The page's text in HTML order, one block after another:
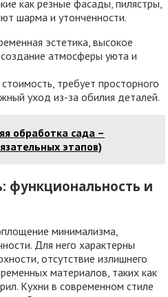
как резные фасады, пилястры,
шарма и утонченности.
эстетика, высокое
атмосферы уюта и
требует просторного
уход из-за обилия деталей.
обработка сада –
этапов)
функциональность и
минимализма,
Для него характерны
отсутствие излишнего
материалов, таких как
Кухни в современном стиле